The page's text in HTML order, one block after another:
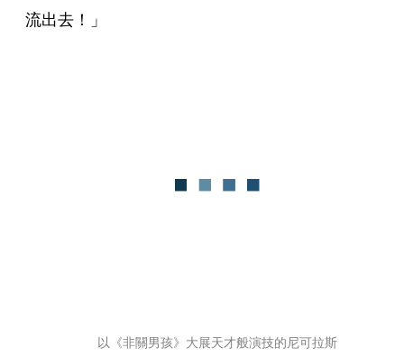
流出去！」
以《非關男孩》大展天才般演技的尼可拉斯